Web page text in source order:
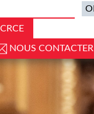
NOUS CONTACTER